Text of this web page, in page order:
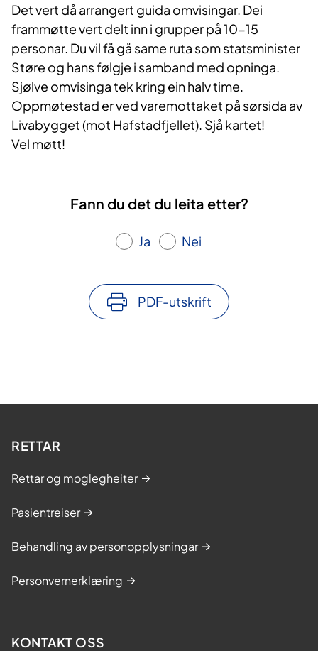
Det vert då arrangert guida omvisingar. Dei
frammøtte vert delt inn i grupper på 10-15
personar. Du vil få gå same ruta som statsminister
Støre og hans følgje i samband med opninga.
Sjølve omvisinga tek kring ein halv time.
Oppmøtestad er ved varemottaket på sørsida av
Livabygget (mot Hafstadfjellet). Sjå kartet!
Vel møtt!
Fann du det du leita etter?
Ja Nei
PDF-utskrift
RETTAR
Rettar og moglegheiter
Pasientreiser
Behandling av personopplysningar
Personvernerklæring
KONTAKT OSS